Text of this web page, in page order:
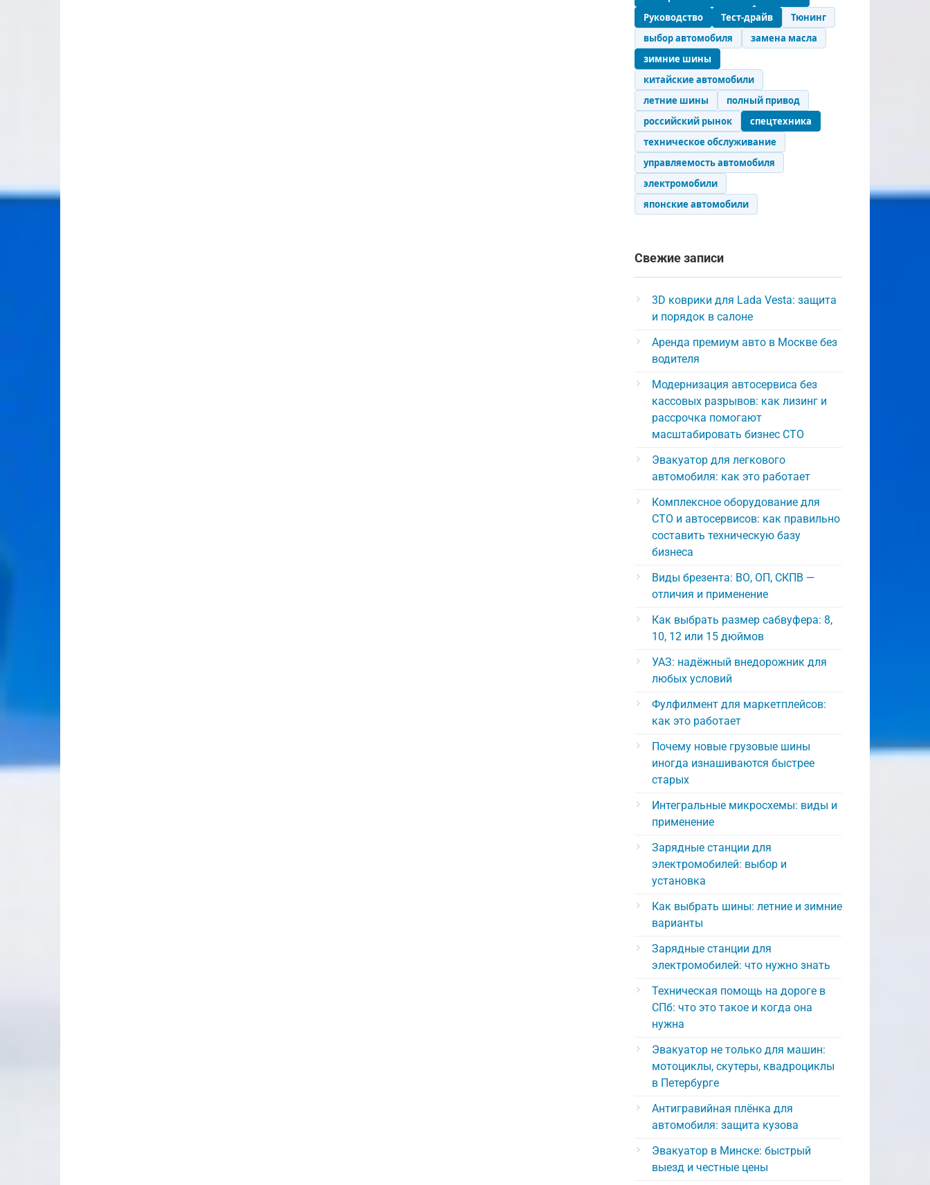
Руководство
Тест-драйв
Тюнинг
выбор автомобиля
замена масла
зимние шины
китайские автомобили
летние шины
полный привод
российский рынок
спецтехника
техническое обслуживание
управляемость автомобиля
электромобили
японские автомобили
Свежие записи
3D коврики для Lada Vesta: защита
и порядок в салоне
Аренда премиум авто в Москве без
водителя
Модернизация автосервиса без
кассовых разрывов: как лизинг и
рассрочка помогают
масштабировать бизнес СТО
Эвакуатор для легкового
автомобиля: как это работает
Комплексное оборудование для
СТО и автосервисов: как правильно
составить техническую базу
бизнеса
Виды брезента: ВО, ОП, СКПВ —
отличия и применение
Как выбрать размер сабвуфера: 8,
10, 12 или 15 дюймов
УАЗ: надёжный внедорожник для
любых условий
Фулфилмент для маркетплейсов:
как это работает
Почему новые грузовые шины
иногда изнашиваются быстрее
старых
Интегральные микросхемы: виды и
применение
Зарядные станции для
электромобилей: выбор и
установка
Как выбрать шины: летние и зимние
варианты
Зарядные станции для
электромобилей: что нужно знать
Техническая помощь на дороге в
СПб: что это такое и когда она
нужна
Эвакуатор не только для машин:
мотоциклы, скутеры, квадроциклы
в Петербурге
Антигравийная плёнка для
автомобиля: защита кузова
Эвакуатор в Минске: быстрый
выезд и честные цены